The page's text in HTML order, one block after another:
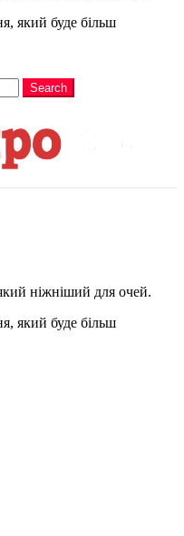
який буде більш
Search
ніжніший для очей.
який буде більш